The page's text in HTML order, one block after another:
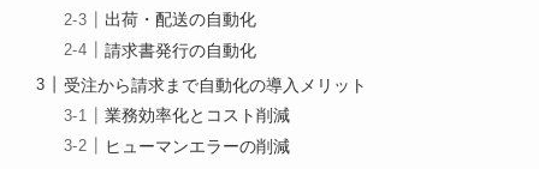
出荷・配送の自動化
請求書発行の自動化
受注から請求まで自動化の導入メリット
業務効率化とコスト削減
ヒューマンエラーの削減